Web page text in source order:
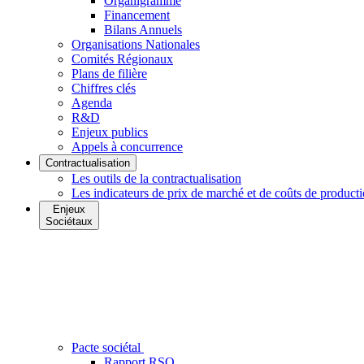
Financement
Bilans Annuels
Organisations Nationales
Comités Régionaux
Plans de filière
Chiffres clés
Agenda
R&D
Enjeux publics
Appels à concurrence
Contractualisation
Les outils de la contractualisation
Les indicateurs de prix de marché et de coûts de
Enjeux
Sociétaux
Pacte sociétal